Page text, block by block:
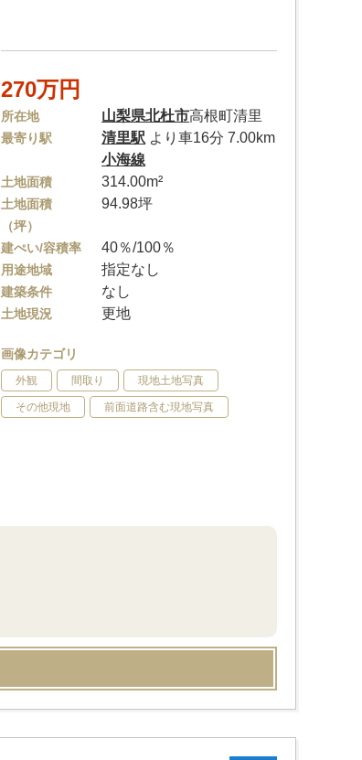
270万円
所在地 山梨県北杜市高根町清里
最寄り駅 清里駅 より車16分 7.00km
小海線
土地面積 314.00m²
土地面積
（坪）
94.98坪
建ぺい/容積率 40％/100％
用途地域 指定なし
建築条件 なし
土地現況 更地
画像カテゴリ
外観 間取り 現地土地写真
その他現地 前面道路含む現地写真